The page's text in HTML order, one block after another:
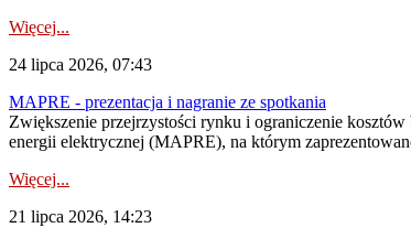
Więcej...
24 lipca 2026, 07:43
MAPRE - prezentacja i nagranie ze spotkania
Zwiększenie przejrzystości rynku i ograniczenie
energii elektrycznej (MAPRE), na którym
Więcej...
21 lipca 2026, 14:23